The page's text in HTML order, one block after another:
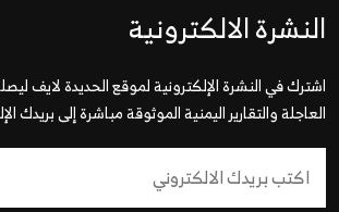
النشرة الالكترونية
اشترك في النشرة الإلكترونية لموقع الحديدة لايف
العاجلة والتقارير اليمنية الموثوقة مباشرة إلى بريدك